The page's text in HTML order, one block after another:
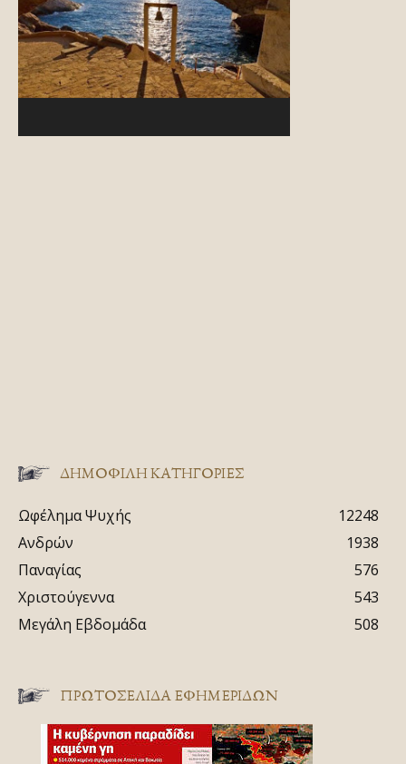
ΔΗΜΟΦΙΛΗ ΚΑΤΗΓΟΡΙΕΣ
Ωφέλημα Ψυχής
12248
Ανδρών
1938
Παναγίας
576
Χριστούγεννα
543
Μεγάλη Εβδομάδα
508
ΠΡΩΤΟΣΈΛΙΔΑ ΕΦΗΜΕΡΊΔΩΝ